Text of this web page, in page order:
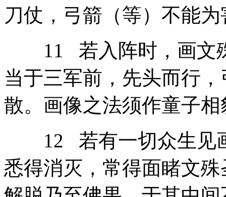
刀仗，弓箭（等）不能为
11 若入阵时，画文殊
当于三军前，先头而行
散。画像之法须作童子
12 若有一切众生见画
悉得消灭，常得面睹文